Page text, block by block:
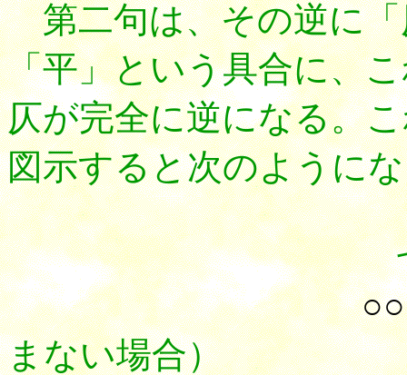
第二句は、その逆に「
「平」という具合に、
仄が完全に逆になる。
図示すると次のように
七言詩（
まない場合）